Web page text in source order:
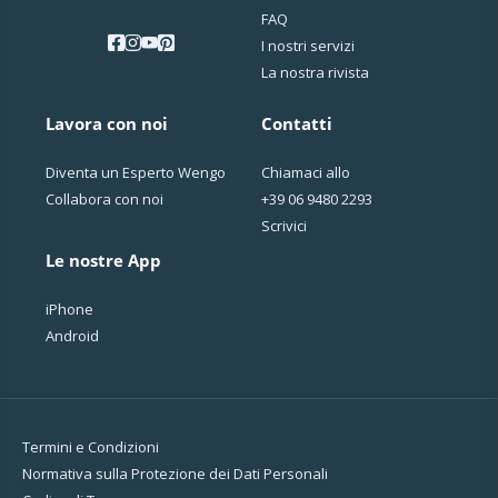
FAQ
I nostri servizi
La nostra rivista
Lavora con noi
Diventa un Esperto Wengo
Collabora con noi
Le nostre App
iPhone
Android
Contatti
Chiamaci allo
+39 06 9480 2293
Scrivici
Termini e Condizioni
Normativa sulla Protezione dei Dati Personali